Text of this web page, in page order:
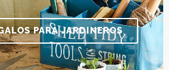
PARA JARDINEROS